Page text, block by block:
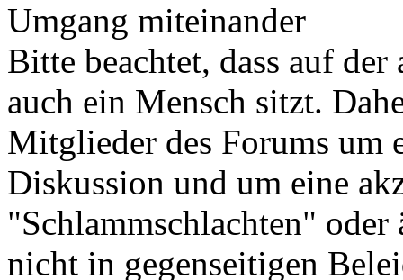
Umgang miteinander
Bitte beachtet, dass auf
auch ein Mensch sitzt.
Mitglieder des Forums um
Diskussion und um eine
"Schlammschlachten"
nicht in gegenseitigen